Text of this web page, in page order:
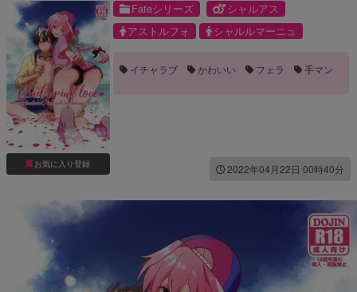
お気に入り登録
Fateシリーズ
シャルアス
アストルフォ
シャルルマーニュ
イチャラブ かわいい フェラ 手マン
2022年04月22日 00時40分